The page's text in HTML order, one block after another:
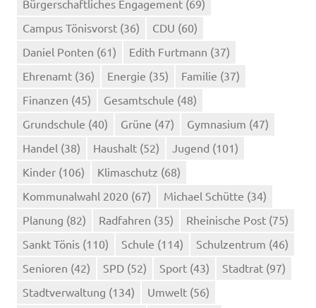
Bürgerschaftliches Engagement (69)
Campus Tönisvorst (36) CDU (60)
Daniel Ponten (61) Edith Furtmann (37)
Ehrenamt (36) Energie (35) Familie (37)
Finanzen (45) Gesamtschule (48)
Grundschule (40) Grüne (47) Gymnasium (47)
Handel (38) Haushalt (52) Jugend (101)
Kinder (106) Klimaschutz (68)
Kommunalwahl 2020 (67) Michael Schütte (34)
Planung (82) Radfahren (35) Rheinische Post (75)
Sankt Tönis (110) Schule (114) Schulzentrum (46)
Senioren (42) SPD (52) Sport (43) Stadtrat (97)
Stadtverwaltung (134) Umwelt (56)